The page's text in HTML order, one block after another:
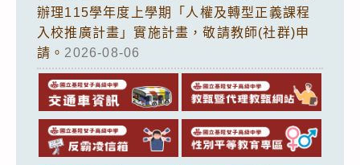
辦理115學年度上學期「人權及轉型正義課程
入校推廣計畫」實施計畫，敬請教師(社群)申
請。 2026-08-06